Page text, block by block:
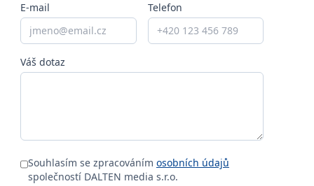
E-mail Telefon
Váš dotaz
Souhlasím se zpracováním osobních údajů
společností DALTEN media s.r.o.